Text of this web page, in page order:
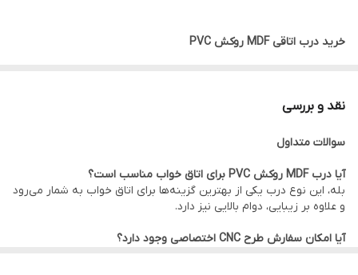
خرید درب اتاقی MDF روکش PVC
استفاده قرار می‌گیرد.
این نوع درب از مغزی MDF باکیفیت ساخته شده و روی آن با روکش
PVC پوشانده می‌شود. همچنین با استفاده از دستگاه CNC طرح‌های
به فضای داخلی ساختمان می‌بخشد.
نقد و بررسی
سوالات متداول
آیا درب MDF روکش PVC برای اتاق خواب مناسب است؟
بله، این نوع درب یکی از بهترین گزینه‌ها برای اتاق خواب به شمار می‌رود
و علاوه بر زیبایی، دوام بالایی نیز دارد.
آیا امکان سفارش طرح CNC اختصاصی وجود دارد؟